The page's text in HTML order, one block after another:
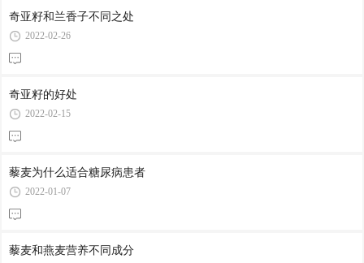
奇亚籽和兰香子不同之处
2022-02-26
奇亚籽的好处
2022-02-15
藜麦为什么适合糖尿病患者
2022-01-07
藜麦和燕麦营养不同成分